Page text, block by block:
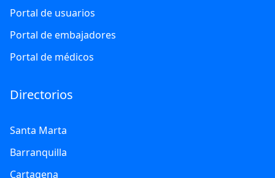
Portal de usuarios
Portal de embajadores
Portal de médicos
Directorios
Santa Marta
Barranquilla
Cartagena